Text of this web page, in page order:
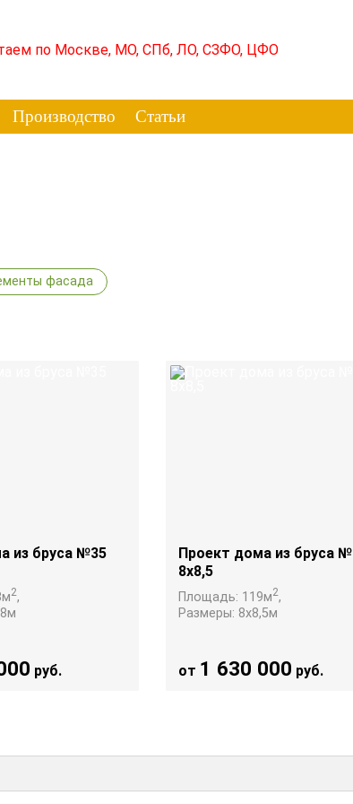
по Москве, МО, СПб, ЛО, СЗФО, ЦФО
Производство Статьи
фасада
из бруса №35
м2,
м
руб.
Проект дома из бруса
8х8,5
Площадь: 119м2,
Размеры: 8х8,5м
от 1 630 000 руб.